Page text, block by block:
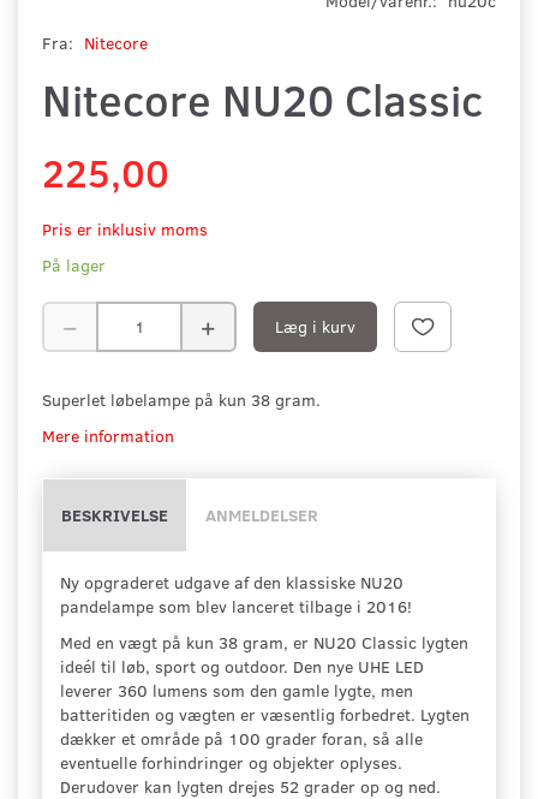
Fra: Nitecore
Nitecore NU20 Classic
225,00
Pris er inklusiv moms
På lager
Læg i kurv
Superlet løbelampe på kun 38 gram.
Mere information
BESKRIVELSE ANMELDELSER
Ny opgraderet udgave af den klassiske NU20
pandelampe som blev lanceret tilbage i 2016!
Med en vægt på kun 38 gram, er NU20 Classic lygten
ideél til løb, sport og outdoor. Den nye UHE LED
leverer 360 lumens som den gamle lygte, men
batteritiden og vægten er væsentlig forbedret. Lygten
dækker et område på 100 grader foran, så alle
eventuelle forhindringer og objekter oplyses.
Derudover kan lygten drejes 52 grader op og ned.